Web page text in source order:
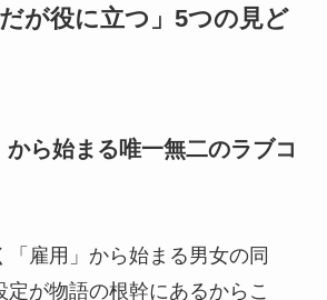
だが役に立つ」5つの見ど
ら始まる唯一無二のラブコ
「雇用」から始まる男女の同
定が物語の根幹にあるからこ